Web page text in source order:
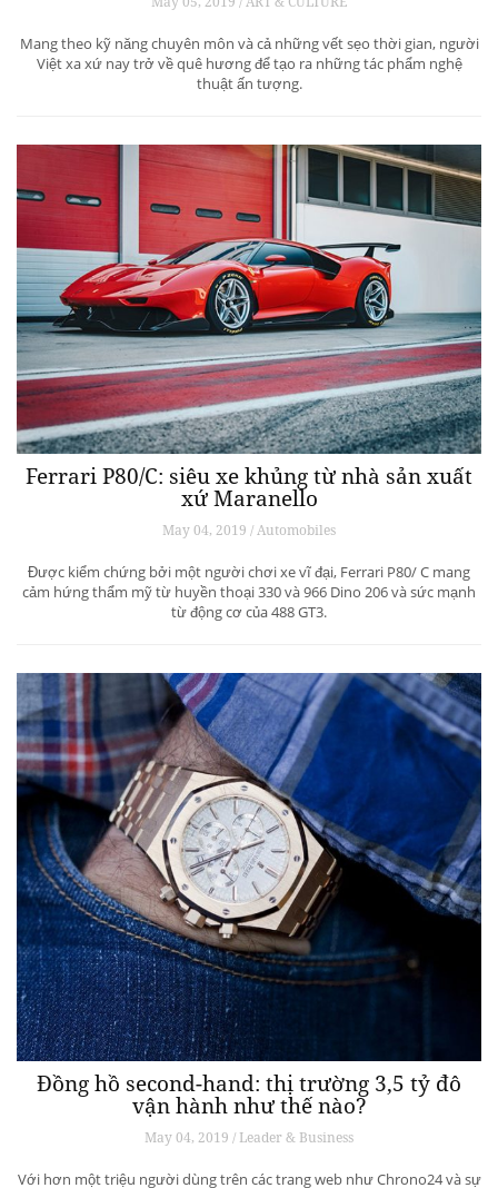
Mang theo kỹ năng chuyên môn và cả những vết sẹo thời gian, người
Việt xa xứ nay trở về quê hương để tạo ra những tác phẩm nghệ
thuật ấn tượng.
Ferrari P80/C: siêu xe khủng từ ​​nhà sản xuất
xứ Maranello
May 04, 2019 / Automobiles
Được kiểm chứng bởi một người chơi xe vĩ đại, Ferrari P80/ C mang
cảm hứng thẩm mỹ từ huyền thoại 330 và 966 Dino 206 và sức mạnh
từ động cơ của 488 GT3.
Đồng hồ second-hand: thị trường 3,5 tỷ đô
vận hành như thế nào?
May 04, 2019 / Leader & Business
Với hơn một triệu người dùng trên các trang web như Chrono24 và sự